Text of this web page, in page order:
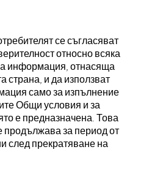
се съгласяват
относно всяка
информация, отнасяща
страна, и да използват
само за изпълнение
Общи условия и за
е предназначена. Това
продължава за период от
след прекратяване на